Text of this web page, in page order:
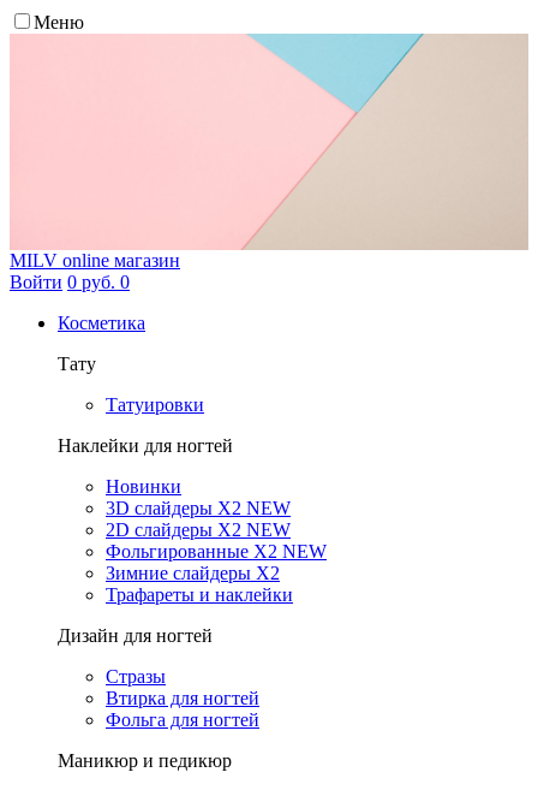
Меню
MILV online магазин
Войти 0 руб. 0
Косметика
Тату
Татуировки
Наклейки для ногтей
Новинки
3D слайдеры X2 NEW
2D слайдеры X2 NEW
Фольгированные X2 NEW
Зимние слайдеры Х2
Трафареты и наклейки
Дизайн для ногтей
Стразы
Втирка для ногтей
Фольга для ногтей
Маникюр и педикюр